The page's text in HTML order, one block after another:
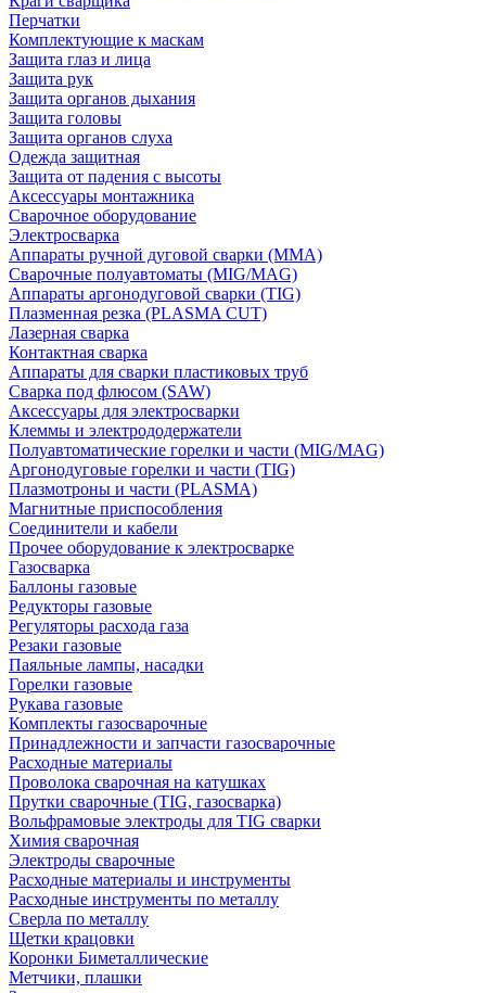
Перчатки
Комплектующие к маскам
Защита глаз и лица
Защита рук
Защита органов дыхания
Защита головы
Защита органов слуха
Одежда защитная
Защита от падения с высоты
Аксессуары монтажника
Сварочное оборудование
Электросварка
Аппараты ручной дуговой сварки (MMA)
Сварочные полуавтоматы (MIG/MAG)
Аппараты аргонодуговой сварки (TIG)
Плазменная резка (PLASMA CUT)
Лазерная сварка
Контактная сварка
Аппараты для сварки пластиковых труб
Сварка под флюсом (SAW)
Аксессуары для электросварки
Клеммы и электрододержатели
Полуавтоматические горелки и части (MIG/MAG)
Аргонодуговые горелки и части (TIG)
Плазмотроны и части (PLASMA)
Магнитные приспособления
Соединители и кабели
Прочее оборудование к электросварке
Газосварка
Баллоны газовые
Редукторы газовые
Регуляторы расхода газа
Резаки газовые
Паяльные лампы, насадки
Горелки газовые
Рукава газовые
Комплекты газосварочные
Принадлежности и запчасти газосварочные
Расходные материалы
Проволока сварочная на катушках
Прутки сварочные (TIG, газосварка)
Вольфрамовые электроды для TIG сварки
Химия сварочная
Электроды сварочные
Расходные материалы и инструменты
Расходные инструменты по металлу
Сверла по металлу
Щетки крацовки
Коронки Биметаллические
Метчики, плашки